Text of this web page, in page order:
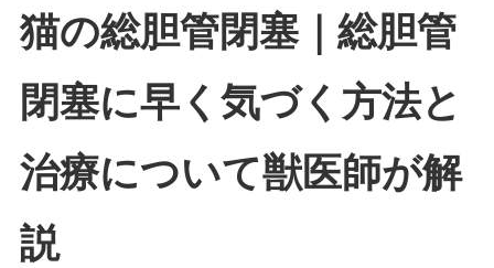
猫の総胆管閉塞｜総胆管
閉塞に早く気づく方法と
治療について獣医師が解
説